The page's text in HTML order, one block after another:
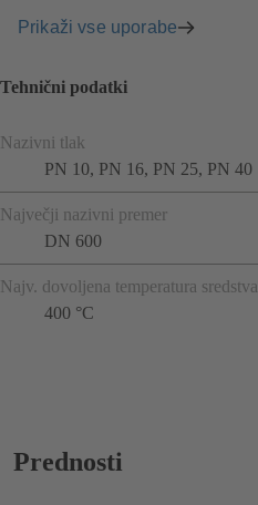
Prikaži vse uporabe
Tehnični podatki
Nazivni tlak
PN 10, PN 16, PN 25, PN 40
Največji nazivni premer
DN 600
Najv. dovoljena temperatura sredstva
400 °C
Prednosti